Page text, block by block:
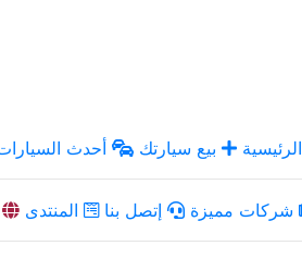
الرئيسية بيع سيارتك أحدث
شركات مميزة إتصل بنا المنتدى